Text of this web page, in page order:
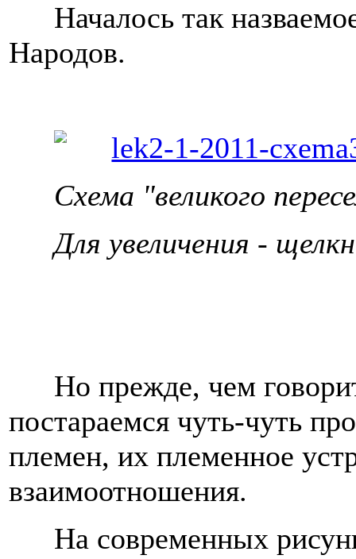
Началось так
Народов.
Схема "великого
Для увеличения -
Но прежде, чем
постараемся чуть-чуть
племен, их племенное
взаимоотношения.
На современных